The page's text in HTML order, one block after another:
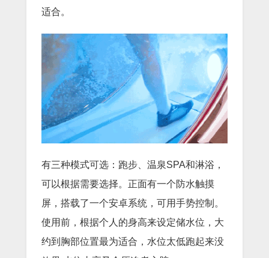
适合。
有三种模式可选：跑步、温泉SPA和淋浴，
可以根据需要选择。正面有一个防水触摸
屏，搭载了一个安卓系统，可用手势控制。
使用前，根据个人的身高来设定储水位，大
约到胸部位置最为适合，水位太低跑起来没